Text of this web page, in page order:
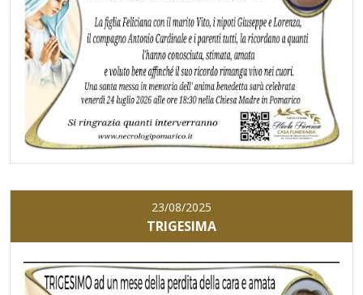
23/08/2025
TRIGESIMA